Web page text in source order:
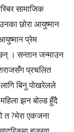
सामाजिक
छोरा आयुष्मान
प्रेम
। सन्तान जन्माउन
प्रचलित
बिनु पोखरेलले
झन बोल्ड हुँदै
त ?मेरा एकजना